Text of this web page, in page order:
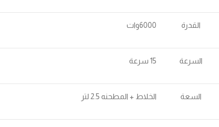
القدرة 6000وات
السرعة 15 سرعة
السعة الخلاط + المطحنه 2.5 لتر